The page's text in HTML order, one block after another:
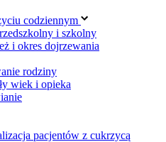
codziennym
i szkolny
i okres dojrzewania
rodziny
wiek i opieka
pacjentów z cukrzycą